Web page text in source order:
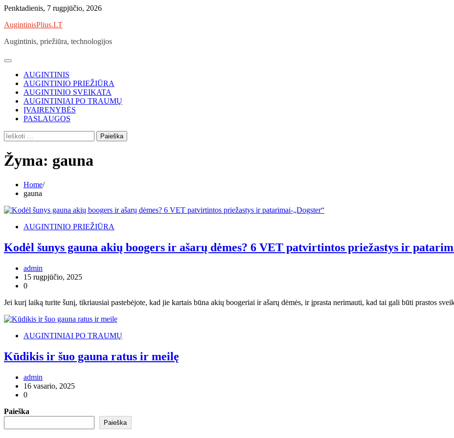
Skip
content
Penktadienis, 7 rugpjūčio, 2026
AugintinisPlius.LT
Augintinis, priežiūra, technologijos
AUGINTINIS
AUGINTINIO PRIEŽIŪRA
AUGINTINIO SVEIKATA
AUGINTINIAI PO TRAUMŲ
ĮVAIRENYBĖS
PASLAUGOS
Ieškoti:
Žyma: gauna
Home
gauna
AUGINTINIO PRIEŽIŪRA
Kodėl šunys gauna akių boogers ir ašarų dėmes? 6 VET patvirtintos priežastys ir
admin
15 rugpjūčio, 2025
0
Jei kurį laiką turite šunį, tikriausiai pastebėjote, kad jie kartais būna akių boogeriai ir ašarų dėmės, ir įprasta nerimauti, kad tai gali būti prastos
AUGINTINIAI PO TRAUMŲ
Kūdikis ir šuo gauna ratus ir meilę
admin
16 vasario, 2025
0
Paieška
Paieška